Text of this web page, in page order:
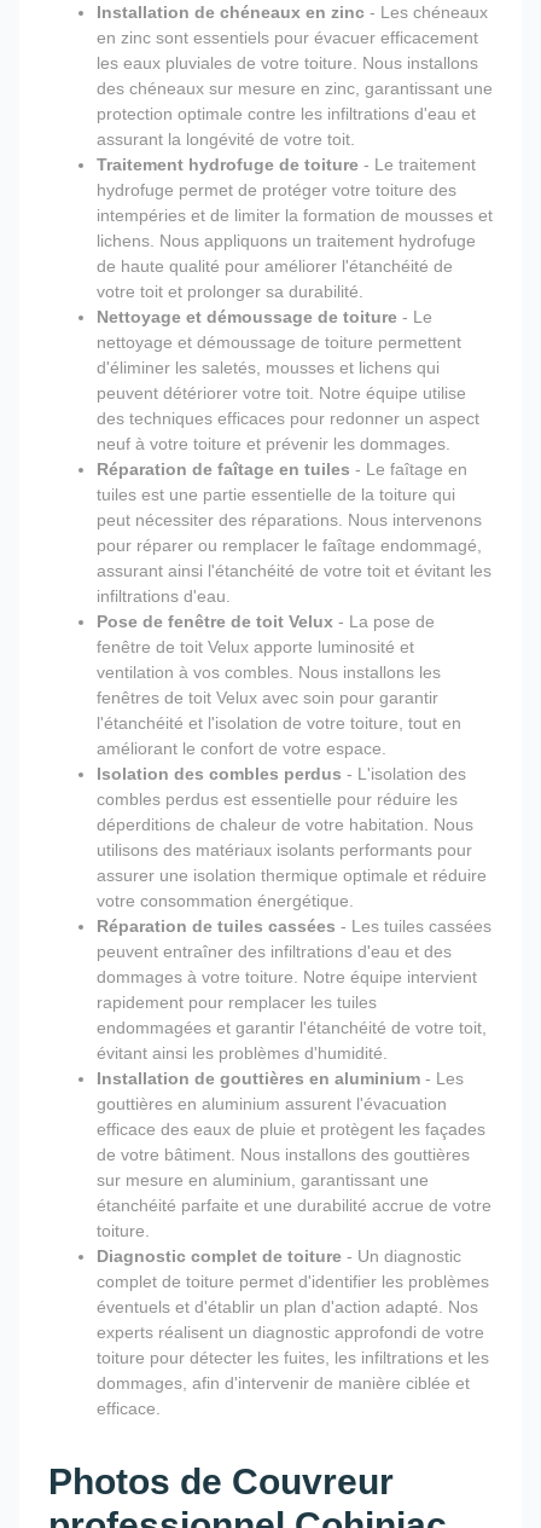
Installation de chéneaux en zinc - Les chéneaux
en zinc sont essentiels pour évacuer efficacement
les eaux pluviales de votre toiture. Nous installons
des chéneaux sur mesure en zinc, garantissant une
protection optimale contre les infiltrations d'eau et
assurant la longévité de votre toit.
Traitement hydrofuge de toiture - Le traitement
hydrofuge permet de protéger votre toiture des
intempéries et de limiter la formation de mousses et
lichens. Nous appliquons un traitement hydrofuge
de haute qualité pour améliorer l'étanchéité de
votre toit et prolonger sa durabilité.
Nettoyage et démoussage de toiture - Le
nettoyage et démoussage de toiture permettent
d'éliminer les saletés, mousses et lichens qui
peuvent détériorer votre toit. Notre équipe utilise
des techniques efficaces pour redonner un aspect
neuf à votre toiture et prévenir les dommages.
Réparation de faîtage en tuiles - Le faîtage en
tuiles est une partie essentielle de la toiture qui
peut nécessiter des réparations. Nous intervenons
pour réparer ou remplacer le faîtage endommagé,
assurant ainsi l'étanchéité de votre toit et évitant les
infiltrations d'eau.
Pose de fenêtre de toit Velux - La pose de
fenêtre de toit Velux apporte luminosité et
ventilation à vos combles. Nous installons les
fenêtres de toit Velux avec soin pour garantir
l'étanchéité et l'isolation de votre toiture, tout en
améliorant le confort de votre espace.
Isolation des combles perdus - L'isolation des
combles perdus est essentielle pour réduire les
déperditions de chaleur de votre habitation. Nous
utilisons des matériaux isolants performants pour
assurer une isolation thermique optimale et réduire
votre consommation énergétique.
Réparation de tuiles cassées - Les tuiles cassées
peuvent entraîner des infiltrations d'eau et des
dommages à votre toiture. Notre équipe intervient
rapidement pour remplacer les tuiles
endommagées et garantir l'étanchéité de votre toit,
évitant ainsi les problèmes d'humidité.
Installation de gouttières en aluminium - Les
gouttières en aluminium assurent l'évacuation
efficace des eaux de pluie et protègent les façades
de votre bâtiment. Nous installons des gouttières
sur mesure en aluminium, garantissant une
étanchéité parfaite et une durabilité accrue de votre
toiture.
Diagnostic complet de toiture - Un diagnostic
complet de toiture permet d'identifier les problèmes
éventuels et d'établir un plan d'action adapté. Nos
experts réalisent un diagnostic approfondi de votre
toiture pour détecter les fuites, les infiltrations et les
dommages, afin d'intervenir de manière ciblée et
efficace.
Photos de Couvreur